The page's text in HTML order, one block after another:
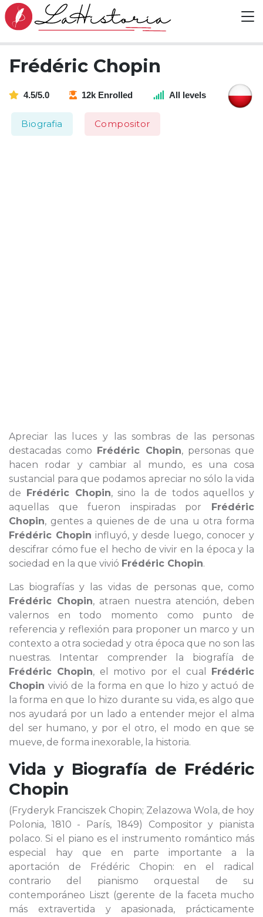
Frédéric Chopin
4.5/5.0 12k Enrolled All levels
Biografia Compositor
Apreciar las luces y las sombras de las personas
destacadas como Frédéric Chopin, personas que
hacen rodar y cambiar al mundo, es una cosa
sustancial para que podamos apreciar no sólo la vida
de Frédéric Chopin, sino la de todos aquellos y
aquellas que fueron inspiradas por Frédéric
Chopin, gentes a quienes de de una u otra forma
Frédéric Chopin influyó, y desde luego, conocer y
descifrar cómo fue el hecho de vivir en la época y la
sociedad en la que vivió Frédéric Chopin.
Las biografías y las vidas de personas que, como
Frédéric Chopin, atraen nuestra atención, deben
valernos en todo momento como punto de
referencia y reflexión para proponer un marco y un
contexto a otra sociedad y otra época que no son las
nuestras. Intentar comprender la biografía de
Frédéric Chopin, el motivo por el cual Frédéric
Chopin vivió de la forma en que lo hizo y actuó de
la forma en que lo hizo durante su vida, es algo que
nos ayudará por un lado a entender mejor el alma
del ser humano, y por el otro, el modo en que se
mueve, de forma inexorable, la historia.
Vida y Biografía de Frédéric
Chopin
(Fryderyk Franciszek Chopin; Zelazowa Wola, de hoy
Polonia, 1810 - París, 1849) Compositor y pianista
polaco. Si el piano es el instrumento romántico más
especial hay que en parte importante a la
aportación de Frédéric Chopin: en el radical
contrario del pianismo orquestal de su
contemporáneo Liszt (gerente de la faceta mucho
más extravertida y apasionada, prácticamente